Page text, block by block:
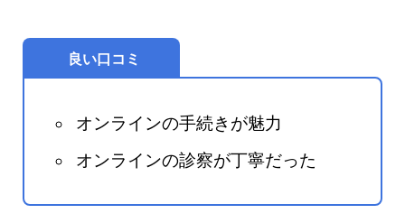
良い口コミ
オンラインの手続きが魅力
オンラインの診察が丁寧だった